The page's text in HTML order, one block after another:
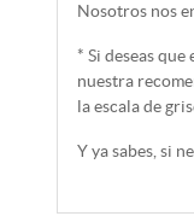
Nosotros nos
* Si deseas
nuestra
la escala de
Y ya sabes, si